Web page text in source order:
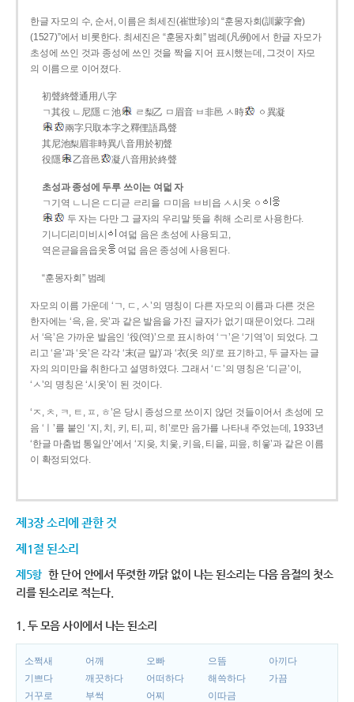
한글 자모의 수, 순서, 이름은 최세진(崔世珍)의 “훈몽자회(訓蒙字會)
(1527)”에서 비롯한다. 최세진은 “훈몽자회” 범례(凡例)에서 한글 자모가
초성에 쓰인 것과 종성에 쓰인 것을 짝을 지어 표시했는데, 그것이 자모
의 이름으로 이어졌다.
初聲終聲通用八字
ㄱ其役 ㄴ尼隱 ㄷ池
ㄹ梨乙 ㅁ眉音 ㅂ非邑 ㅅ時
ㆁ異凝
兩字只取本字之釋俚語爲聲
其尼池梨眉非時異八音用於初聲
役隱
乙音邑 凝八音用於終聲
초성과 종성에 두루 쓰이는 여덟 자
ㄱ기역 ㄴ니은 ㄷ디귿 ㄹ리을 ㅁ미음 ㅂ비읍 ㅅ시옷 ㆁ
두 자는 다만 그 글자의 우리말 뜻을 취해 소리로 사용한다.
기니디리미비시
여덟 음은 초성에 사용되고,
역은귿을음읍옷
여덟 음은 종성에 사용된다.
“훈몽자회” 범례
자모의 이름 가운데 ‘ㄱ, ㄷ, ㅅ’의 명칭이 다른 자모의 이름과 다른 것은
한자에는 ‘윽, 읃, 읏’과 같은 발음을 가진 글자가 없기 때문이었다. 그래
서 ‘윽’은 가까운 발음인 ‘役(역)’으로 표시하여 ‘ㄱ’은 ‘기역’이 되었다. 그
리고 ‘읃’과 ‘읏’은 각각 ‘末(귿 말)’과 ‘衣(옷 의)’로 표기하고, 두 글자는 글
자의 의미만을 취한다고 설명하였다. 그래서 ‘ㄷ’의 명칭은 ‘디귿’이,
‘ㅅ’의 명칭은 ‘시옷’이 된 것이다.
‘ㅈ, ㅊ, ㅋ, ㅌ, ㅍ, ㅎ’은 당시 종성으로 쓰이지 않던 것들이어서 초성에 모
음 ‘ㅣ’를 붙인 ‘지, 치, 키, 티, 피, 히’로만 음가를 나타내 주었는데, 1933년
‘한글 마춤법 통일안’에서 ‘지읒, 치읓, 키읔, 티읕, 피읖, 히읗’과 같은 이름
이 확정되었다.
제3장 소리에 관한 것
제1절 된소리
제5항 한 단어 안에서 뚜렷한 까닭 없이 나는 된소리는 다음 음절의 첫소
리를 된소리로 적는다.
1. 두 모음 사이에서 나는 된소리
소쩍새 어깨 오빠 으뜸
아끼다
기쁘다
깨끗하다 어떠하다 해쓱하다
가끔
거꾸로
부썩 어찌 이따금